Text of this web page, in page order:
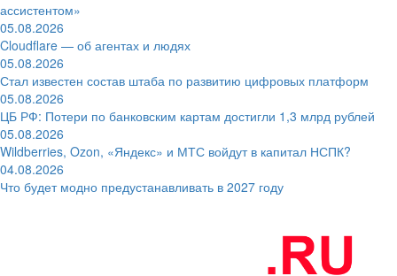
ассистентом»
05.08.2026
Cloudflare — об агентах и людях
05.08.2026
Стал известен состав штаба по развитию цифровых платформ
05.08.2026
ЦБ РФ: Потери по банковским картам достигли 1,3 млрд рублей
05.08.2026
Wildberries, Ozon, «Яндекс» и МТС войдут в капитал НСПК?
04.08.2026
Что будет модно предустанавливать в 2027 году